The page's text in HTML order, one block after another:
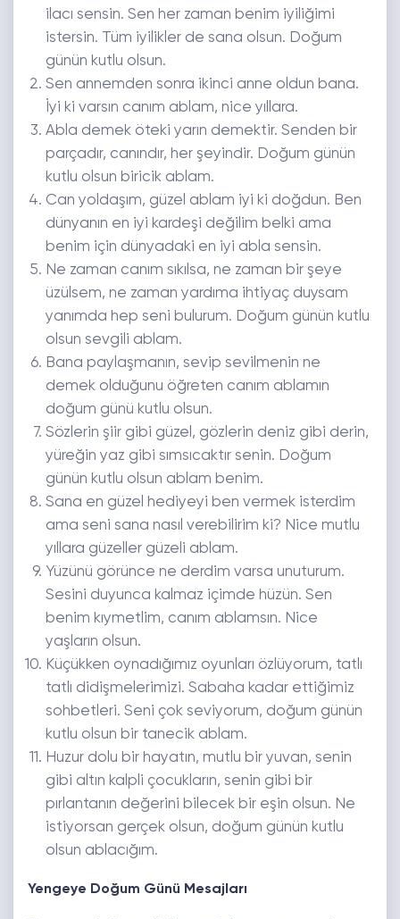
ilacı sensin. Sen her zaman benim iyiliğimi
istersin. Tüm iyilikler de sana olsun. Doğum
günün kutlu olsun.
Sen annemden sonra ikinci anne oldun bana.
İyi ki varsın canım ablam, nice yıllara.
Abla demek öteki yarın demektir. Senden bir
parçadır, canındır, her şeyindir. Doğum günün
kutlu olsun biricik ablam.
Can yoldaşım, güzel ablam iyi ki doğdun. Ben
dünyanın en iyi kardeşi değilim belki ama
benim için dünyadaki en iyi abla sensin.
Ne zaman canım sıkılsa, ne zaman bir şeye
üzülsem, ne zaman yardıma ihtiyaç duysam
yanımda hep seni bulurum. Doğum günün kutlu
olsun sevgili ablam.
Bana paylaşmanın, sevip sevilmenin ne
demek olduğunu öğreten canım ablamın
doğum günü kutlu olsun.
Sözlerin şiir gibi güzel, gözlerin deniz gibi derin,
yüreğin yaz gibi sımsıcaktır senin. Doğum
günün kutlu olsun ablam benim.
Sana en güzel hediyeyi ben vermek isterdim
ama seni sana nasıl verebilirim ki? Nice mutlu
yıllara güzeller güzeli ablam.
Yüzünü görünce ne derdim varsa unuturum.
Sesini duyunca kalmaz içimde hüzün. Sen
benim kıymetlim, canım ablamsın. Nice
yaşların olsun.
Küçükken oynadığımız oyunları özlüyorum, tatlı
tatlı didişmelerimizi. Sabaha kadar ettiğimiz
sohbetleri. Seni çok seviyorum, doğum günün
kutlu olsun bir tanecik ablam.
Huzur dolu bir hayatın, mutlu bir yuvan, senin
gibi altın kalpli çocukların, senin gibi bir
pırlantanın değerini bilecek bir eşin olsun. Ne
istiyorsan gerçek olsun, doğum günün kutlu
olsun ablacığım.
Yengeye Doğum Günü Mesajları